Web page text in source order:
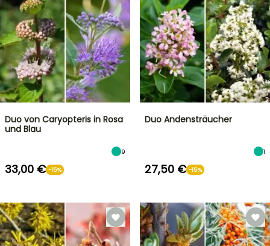
Duo von Caryopteris in Rosa
und Blau
9
33,00 € -15%
Duo Andensträucher
1
27,50 € -15%